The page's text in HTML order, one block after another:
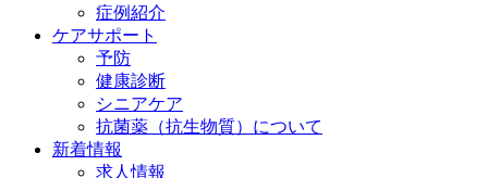
症例紹介
ケアサポート
予防
健康診断
シニアケア
抗菌薬（抗生物質）について
新着情報
求人情報